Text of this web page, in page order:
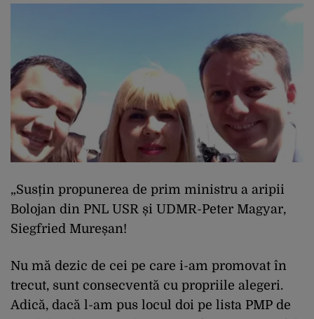
„Susțin propunerea de prim ministru a aripii
Bolojan din PNL USR și UDMR-Peter Magyar,
Siegfried Mureșan!
Nu mă dezic de cei pe care i-am promovat în
trecut, sunt consecventă cu propriile alegeri.
Adică, dacă l-am pus locul doi pe lista PMP de